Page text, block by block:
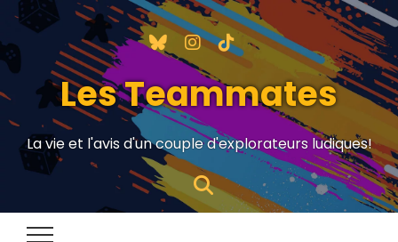
Les Teammates
La vie et l'avis d'un couple d'explorateurs ludiques!